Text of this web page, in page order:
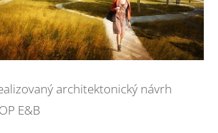
architektonický návrh
E&B